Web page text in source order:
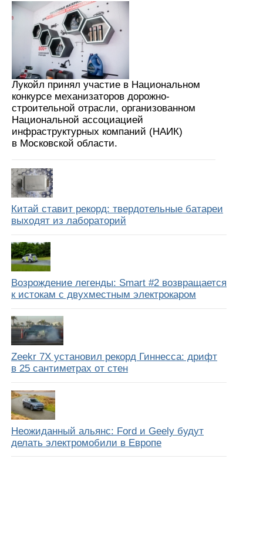
Лукойл принял участие в Национальном
конкурсе механизаторов дорожно-
строительной отрасли, организованном
Национальной ассоциацией
инфраструктурных компаний (НАИК)
в Московской области.
Китай ставит рекорд: твердотельные батареи
выходят из лабораторий
Возрождение легенды: Smart #2 возвращается
к истокам с двухместным электрокаром
Zeekr 7X установил рекорд Гиннесса: дрифт
в 25 сантиметрах от стен
Неожиданный альянс: Ford и Geely будут
делать электромобили в Европе